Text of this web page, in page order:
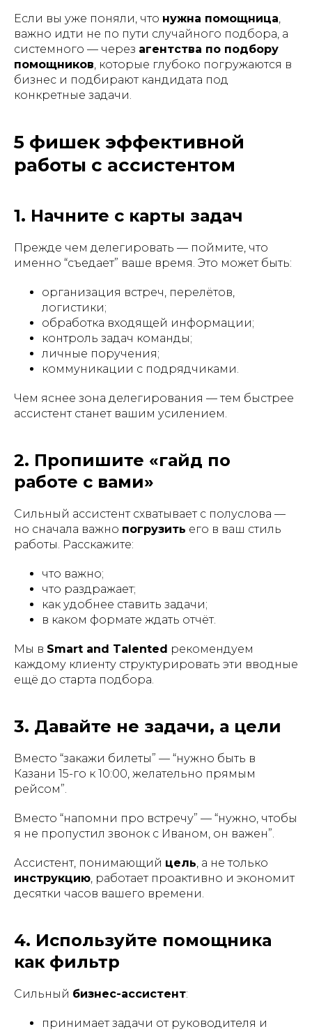
Если вы уже поняли, что нужна помощница,
важно идти не по пути случайного подбора, а
системного — через агентства по подбору
помощников, которые глубоко погружаются в
бизнес и подбирают кандидата под
конкретные задачи.
5 фишек эффективной
работы с ассистентом
1. Начните с карты задач
Прежде чем делегировать — поймите, что
именно “съедает” ваше время. Это может быть:
организация встреч, перелётов,
логистики;
обработка входящей информации;
контроль задач команды;
личные поручения;
коммуникации с подрядчиками.
Чем яснее зона делегирования — тем быстрее
ассистент станет вашим усилением.
2. Пропишите «гайд по
работе с вами»
Сильный ассистент схватывает с полуслова —
но сначала важно погрузить его в ваш стиль
работы. Расскажите:
что важно;
что раздражает;
как удобнее ставить задачи;
в каком формате ждать отчёт.
Мы в Smart and Talented рекомендуем
каждому клиенту структурировать эти вводные
ещё до старта подбора.
3. Давайте не задачи, а цели
Вместо “закажи билеты” — “нужно быть в
Казани 15-го к 10:00, желательно прямым
рейсом”.
Вместо “напомни про встречу” — “нужно, чтобы
я не пропустил звонок с Иваном, он важен”.
Ассистент, понимающий цель, а не только
инструкцию, работает проактивно и экономит
десятки часов вашего времени.
4. Используйте помощника
как фильтр
Сильный бизнес-ассистент:
принимает задачи от руководителя и